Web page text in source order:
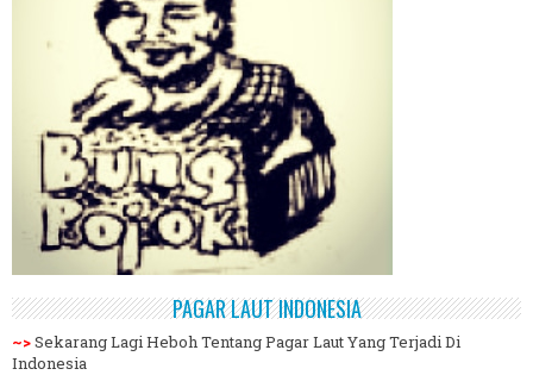
PAGAR LAUT INDONESIA
~>Sekarang Lagi Heboh Tentang Pagar Laut Yang Terjadi Di
Indonesia